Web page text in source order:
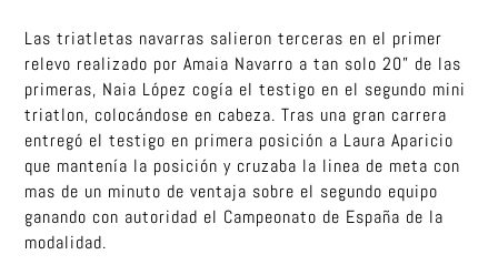
Las triatletas navarras salieron terceras en el primer
relevo realizado por Amaia Navarro a tan solo 20” de las
primeras, Naia López cogía el testigo en el segundo mini
triatlon, colocándose en cabeza. Tras una gran carrera
entregó el testigo en primera posición a Laura Aparicio
que mantenía la posición y cruzaba la linea de meta con
mas de un minuto de ventaja sobre el segundo equipo
ganando con autoridad el Campeonato de España de la
modalidad.